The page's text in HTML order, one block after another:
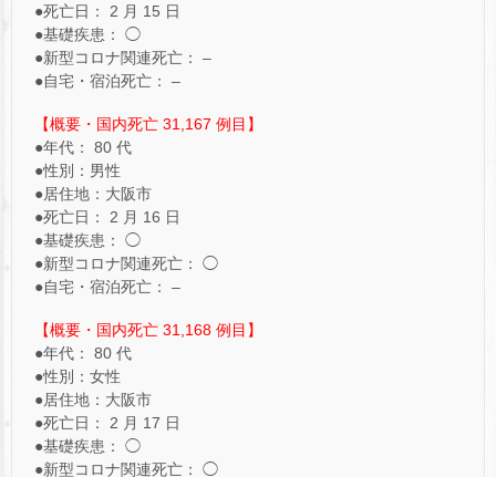
●死亡日： 2 月 15 日
●基礎疾患： ◯
●新型コロナ関連死亡： –
●自宅・宿泊死亡： –
【概要・国内死亡 31,167 例目】
●年代： 80 代
●性別：男性
●居住地：大阪市
●死亡日： 2 月 16 日
●基礎疾患： ◯
●新型コロナ関連死亡： ◯
●自宅・宿泊死亡： –
【概要・国内死亡 31,168 例目】
●年代： 80 代
●性別：女性
●居住地：大阪市
●死亡日： 2 月 17 日
●基礎疾患： ◯
●新型コロナ関連死亡： ◯